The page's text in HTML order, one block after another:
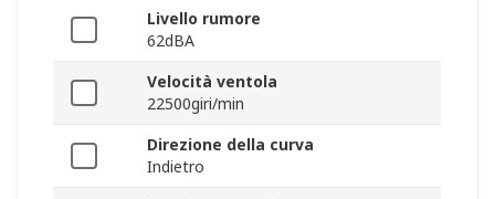
Livello rumore
62dBA
Velocità ventola
22500giri/min
Direzione della curva
Indietro